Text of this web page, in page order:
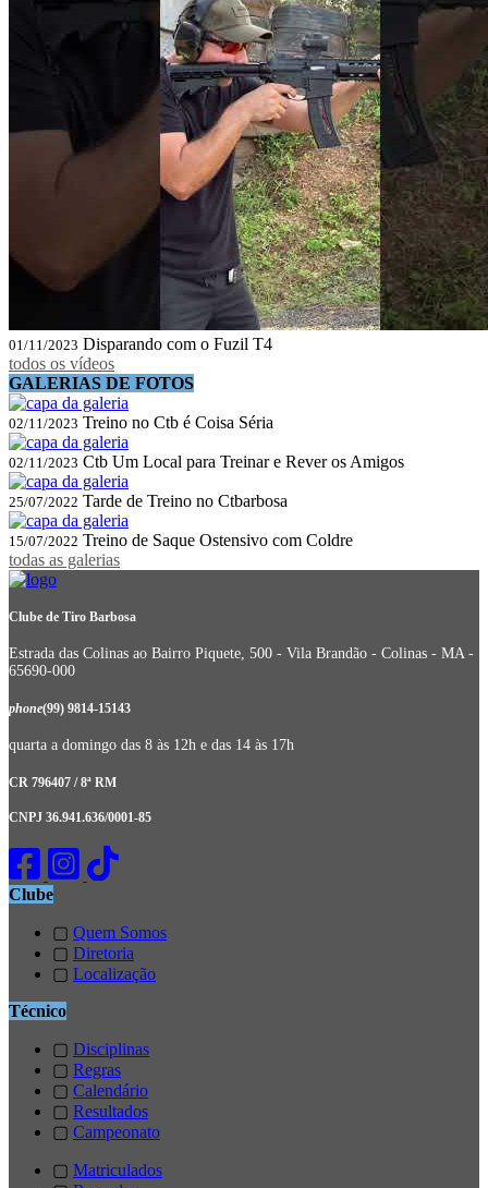
01/11/2023 Disparando com o Fuzil T4
todos os vídeos
GALERIAS DE FOTOS
02/11/2023 Treino no Ctb é Coisa Séria
02/11/2023 Ctb Um Local para Treinar e Rever os Amigos
25/07/2022 Tarde de Treino no Ctbarbosa
15/07/2022 Treino de Saque Ostensivo com Coldre
todas as galerias
Clube de Tiro Barbosa
Estrada das Colinas ao Bairro Piquete, 500 - Vila Brandão - Colinas - MA -
65690-000
phone(99) 9814-15143
quarta a domingo das 8 às 12h e das 14 às 17h
CR 796407 / 8ª RM
CNPJ 36.941.636/0001-85
Clube
▢ Quem Somos
▢ Diretoria
▢ Localização
Técnico
▢ Disciplinas
▢ Regras
▢ Calendário
▢ Resultados
▢ Campeonato
▢ Matriculados